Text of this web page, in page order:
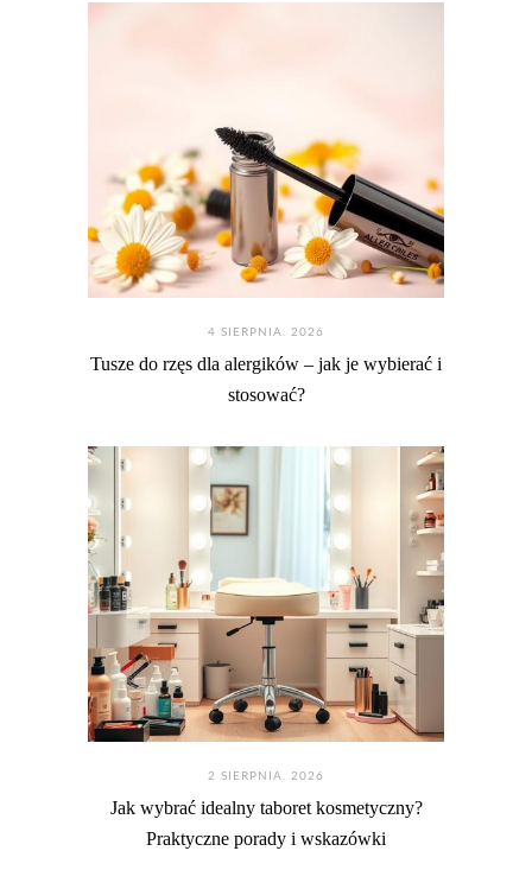
4 SIERPNIA. 2026
Tusze do rzęs dla alergików – jak je wybierać i
stosować?
2 SIERPNIA. 2026
Jak wybrać idealny taboret kosmetyczny?
Praktyczne porady i wskazówki